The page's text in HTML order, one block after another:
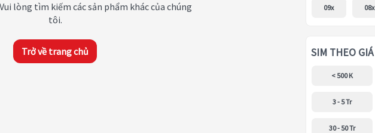
lòng tìm kiếm các sản phẩm khác của chúng
tôi.
Trở về trang chủ
09x 08x
SIM THEO GIÁ
< 500 K
3 - 5 Tr
30 - 50 Tr